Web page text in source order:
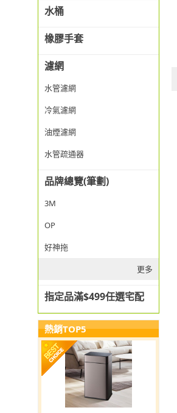
水桶
橡膠手套
濾網
水管濾網
冷氣濾網
油煙濾網
水管疏通器
品牌總覽(筆劃)
3M
OP
好神拖
更多
指定品滿$499任選宅配
熱銷TOP5